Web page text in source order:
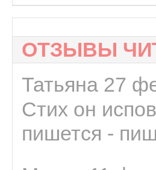
ОТЗЫВЫ
Татьяна 27
Стих он
пишется -